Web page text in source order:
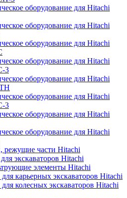
оборудование для Hitachi
оборудование для Hitachi
оборудование для Hitachi
оборудование для Hitachi
3
оборудование для Hitachi
оборудование для Hitachi
3
оборудование для Hitachi
оборудование для Hitachi
режущие части Hitachi
экскаваторов Hitachi
элементы Hitachi
карьерных экскаваторов Hitachi
колесных экскаваторов Hitachi